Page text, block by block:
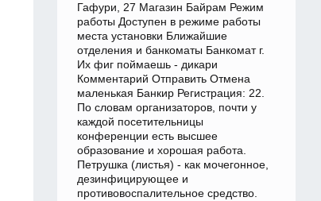
Гафури, 27 Магазин Байрам Режим
работы Доступен в режиме работы
места установки Ближайшие
отделения и банкоматы Банкомат г.
Их фиг поймаешь - дикари
Комментарий Отправить Отмена
маленькая Банкир Регистрация: 22.
По словам организаторов, почти у
каждой посетительницы
конференции есть высшее
образование и хорошая работа.
Петрушка (листья) - как мочегонное,
дезинфицирующее и
противовоспалительное средство.